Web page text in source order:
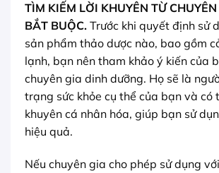
TÌM KIẾM LỜI KHUYÊN TỪ
BẮT BUỘC. Trước khi quyết định sử
sản phẩm thảo dược nào, bao gồm
lạnh, bạn nên tham khảo ý kiến của
chuyên gia dinh dưỡng. Họ sẽ là
trạng sức khỏe cụ thể của bạn và có
khuyên cá nhân hóa, giúp bạn sử
hiệu quả.
Nếu chuyên gia cho phép sử dụng